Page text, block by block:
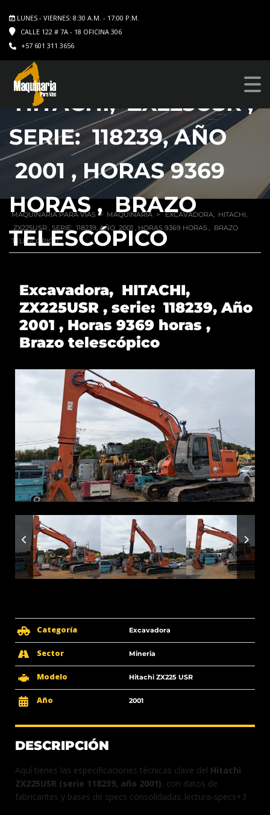
LUNES - VIERNES: 8:30 A.M. - 17:00 P.M.
CALLE 122 # 7A - 18 OFICINA 306
+57 601 311 3656
EXCAVADORA,
HITACHI, ZX225USR ,
SERIE: 118239, AÑO
2001 , HORAS 9369
HORAS , BRAZO
TELESCÓPICO
MAQUINARIA PARA VIAS > MAQUINARIA > EXCAVADORA, HITACHI,
ZX225USR , SERIE: 118239, AÑO 2001 , HORAS 9369 HORAS , BRAZO
TELESCÓPICO
Excavadora, HITACHI,
ZX225USR , serie: 118239, Año
2001 , Horas 9369 horas ,
Brazo telescópico
Categoría Excavadora
Sector Mineria
Modelo Hitachi ZX225 USR
Año 2001
DESCRIPCIÓN
Aquí tienes las especificaciones técnicas clave del Hitachi
ZX225USR (serie 118239, año 2001), con datos de
fabricantes y bases de specs consolidadas:.lectura-specs+3